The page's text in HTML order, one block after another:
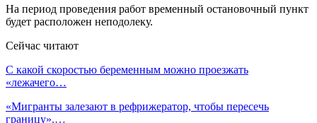
На период проведения работ временный остановочный пункт
будет расположен неподолеку.
Сейчас читают
С какой скоростью беременным можно проезжать
«лежачего…
«Мигранты залезают в рефрижератор, чтобы пересечь
границу».…